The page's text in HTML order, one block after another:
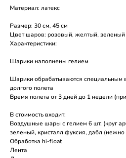
Материал: латекс
Размер: 30 см, 45 см
Цвет шаров: розовый, желтый, зеленый
Характеристики:
Шарики наполнены гелием
Шарики обрабатываются специальным
долгого полета
Время полета от 3 дней до 1 недели
В стоимость входит:
Воздушные шары с гелием 6 шт. (круг
зеленый, кристалл фуксия, дабл
Обработка hi-float
Лента